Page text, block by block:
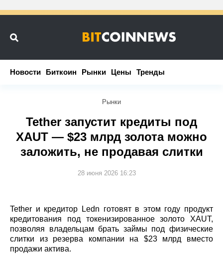
Новости Биткоин Рынки Цены Тренды
Новости Биткоин Рынки Цены Тренды
Рынки
Tether запустит кредиты под
XAUT — $23 млрд золота можно
заложить, не продавая слитки
28 июня 2026 16:23
Tether и кредитор Ledn готовят в этом году продукт
кредитования под токенизированное золото XAUT,
позволяя владельцам брать займы под физические
слитки из резерва компании на $23 млрд вместо
продажи актива.